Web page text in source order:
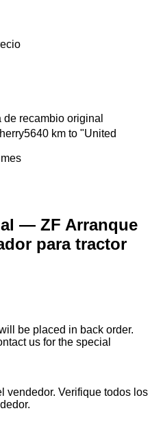
de recambio original
5640 km to "United
— ZF Arranque
para tractor
be placed in back order.
us for the special
vendedor. Verifique todos los